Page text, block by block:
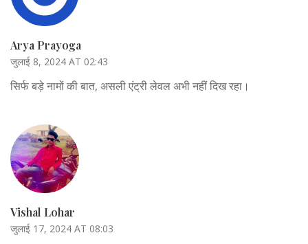
Arya Prayoga
जुलाई 8, 2024 AT 02:43
सिर्फ बड़े नामों की बात, असली एंट्री लेवल अभी नहीं दिख रहा।
Vishal Lohar
जुलाई 17, 2024 AT 08:03